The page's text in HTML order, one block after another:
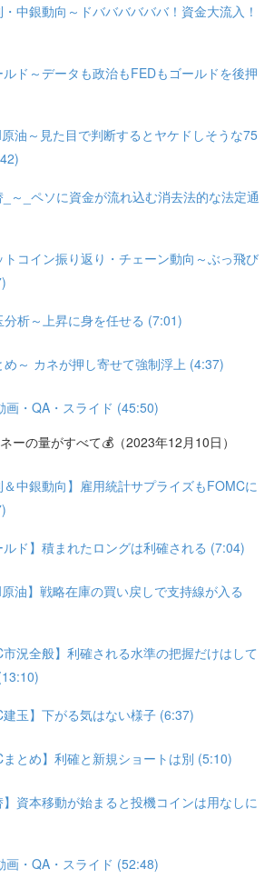
中銀動向～ドババババババ！資金大流入！
ド～データも政治もFEDもゴールドを後押
油～見た目で判断するとヤケドしそうな75
～_ペソに資金が流れ込む消去法的な法定通
トコイン振り返り・チェーン動向～ぶっ飛び
分析～上昇に身を任せる (7:01)
め～ カネが押し寄せて強制浮上 (4:37)
画・QA・スライド (45:50)
ーの量がすべて💰（2023年12月10日）
中銀動向】雇用統計サプライズもFOMCに
ド】積まれたロングは利確される (7:04)
油】戦略在庫の買い戻しで支持線が入る
況全般】利確される水準の把握だけはして
玉】下がる気はない様子 (6:37)
とめ】利確と新規ショートは別 (5:10)
資本移動が始まると投機コインは用なしに
画・QA・スライド (52:48)